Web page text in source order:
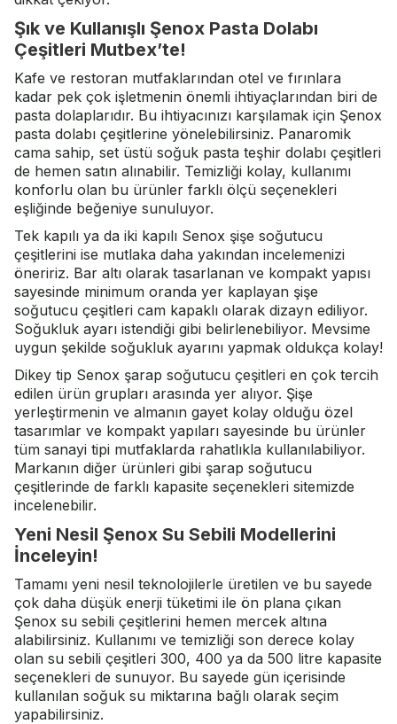
Şık ve Kullanışlı Şenox Pasta Dolabı
Çeşitleri Mutbex’te!
Kafe ve restoran mutfaklarından otel ve fırınlara
kadar pek çok işletmenin önemli ihtiyaçlarından biri de
pasta dolaplarıdır. Bu ihtiyacınızı karşılamak için Şenox
pasta dolabı çeşitlerine yönelebilirsiniz. Panaromik
cama sahip, set üstü soğuk pasta teşhir dolabı çeşitleri
de hemen satın alınabilir. Temizliği kolay, kullanımı
konforlu olan bu ürünler farklı ölçü seçenekleri
eşliğinde beğeniye sunuluyor.
Tek kapılı ya da iki kapılı Senox şişe soğutucu
çeşitlerini ise mutlaka daha yakından incelemenizi
öneririz. Bar altı olarak tasarlanan ve kompakt yapısı
sayesinde minimum oranda yer kaplayan şişe
soğutucu çeşitleri cam kapaklı olarak dizayn ediliyor.
Soğukluk ayarı istendiği gibi belirlenebiliyor. Mevsime
uygun şekilde soğukluk ayarını yapmak oldukça kolay!
Dikey tip Senox şarap soğutucu çeşitleri en çok tercih
edilen ürün grupları arasında yer alıyor. Şişe
yerleştirmenin ve almanın gayet kolay olduğu özel
tasarımlar ve kompakt yapıları sayesinde bu ürünler
tüm sanayi tipi mutfaklarda rahatlıkla kullanılabiliyor.
Markanın diğer ürünleri gibi şarap soğutucu
çeşitlerinde de farklı kapasite seçenekleri sitemizde
incelenebilir.
Yeni Nesil Şenox Su Sebili Modellerini
İnceleyin!
Tamamı yeni nesil teknolojilerle üretilen ve bu sayede
çok daha düşük enerji tüketimi ile ön plana çıkan
Şenox su sebili çeşitlerini hemen mercek altına
alabilirsiniz. Kullanımı ve temizliği son derece kolay
olan su sebili çeşitleri 300, 400 ya da 500 litre kapasite
seçenekleri de sunuyor. Bu sayede gün içerisinde
kullanılan soğuk su miktarına bağlı olarak seçim
yapabilirsiniz.